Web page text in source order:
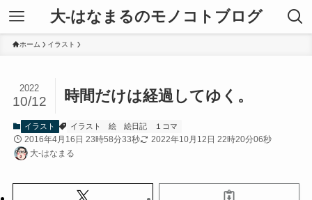
大-はなまるのモノコトブログ
ホーム イラスト
時間だけは経過してゆく。
2022
10/12
イラスト イラスト 絵 絵日記 １コマ
2016年4月16日 23時58分33秒
2022年10月12日 22時20分06秒
大-はなまる